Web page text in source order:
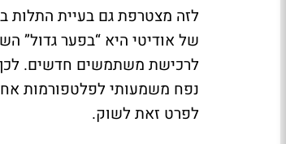
לזה מצטרפת גם בעיית התלות
לרכישת משתמשים חדשים. לכן,
נפח משמעותי לפלטפורמות
לפרט זאת לשוק.